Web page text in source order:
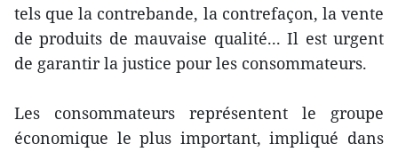
tels que la contrebande, la contrefaçon, la vente
de produits de mauvaise qualité... Il est urgent
de garantir la justice pour les consommateurs.
Les consommateurs représentent le groupe
économique le plus important, impliqué dans